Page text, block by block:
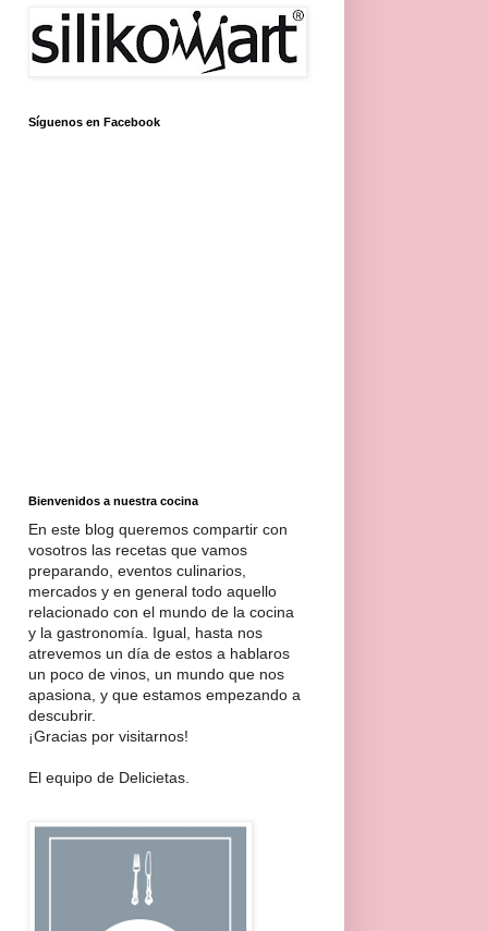
Síguenos en Facebook
Bienvenidos a nuestra cocina
En este blog queremos compartir con
vosotros las recetas que vamos
preparando, eventos culinarios,
mercados y en general todo aquello
relacionado con el mundo de la cocina
y la gastronomía. Igual, hasta nos
atrevemos un día de estos a hablaros
un poco de vinos, un mundo que nos
apasiona, y que estamos empezando a
descubrir.
¡Gracias por visitarnos!
El equipo de Delicietas.